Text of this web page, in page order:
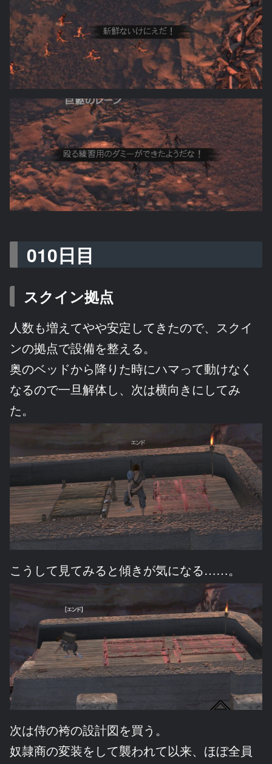
010日目
スクイン拠点
人数も増えてやや安定してきたので、スクイ
ンの拠点で設備を整える。
奥のベッドから降りた時にハマって動けなく
なるので一旦解体し、次は横向きにしてみ
た。
こうして見てみると傾きが気になる……。
次は侍の袴の設計図を買う。
奴隷商の変装をして襲われて以来、ほぼ全員